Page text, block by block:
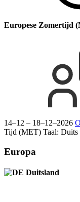
Europese Zomertijd
14–12 – 18–12–2026
Tijd (MET) Taal: Duits
Europa
Duitsland